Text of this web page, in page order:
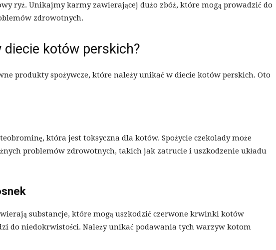
ryż. Unikajmy karmy zawierającej dużo zbóż, które mogą prowadzić do
zdrowotnych.
diecie kotów perskich?
produkty spożywcze, które należy unikać w diecie kotów perskich. Oto
która jest toksyczna dla kotów. Spożycie czekolady może
problemów zdrowotnych, takich jak zatrucie i uszkodzenie układu
substancje, które mogą uszkodzić czerwone krwinki kotów
do niedokrwistości. Należy unikać podawania tych warzyw kotom